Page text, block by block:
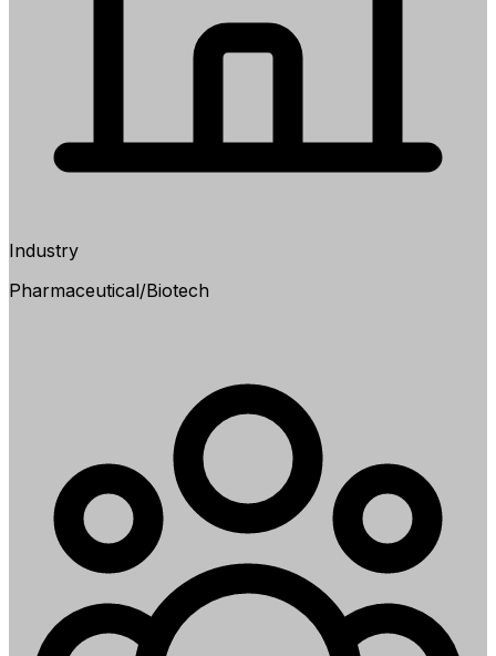
Industry
Pharmaceutical/Biotech